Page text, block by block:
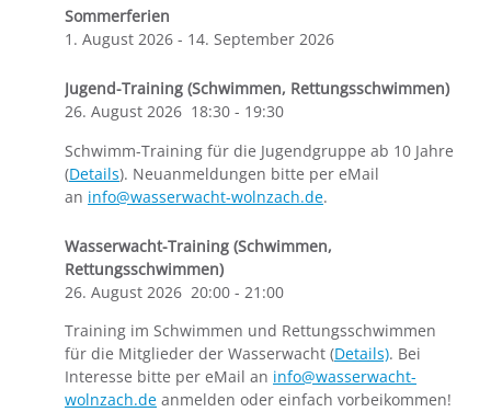
Sommerferien
1. August 2026 - 14. September 2026
Jugend-Training (Schwimmen, Rettungsschwimmen)
26. August 2026 18:30 - 19:30
Schwimm-Training für die Jugendgruppe ab 10 Jahre
(Details). Neuanmeldungen bitte per eMail
an info@wasserwacht-wolnzach.de.
Wasserwacht-Training (Schwimmen,
Rettungsschwimmen)
26. August 2026 20:00 - 21:00
Training im Schwimmen und Rettungsschwimmen
für die Mitglieder der Wasserwacht (Details). Bei
Interesse bitte per eMail an info@wasserwacht-
wolnzach.de anmelden oder einfach vorbeikommen!